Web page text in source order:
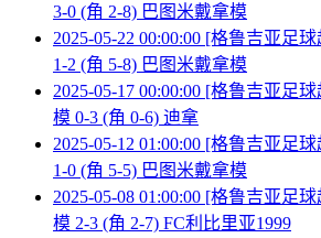
3-0 (角 2-8) 巴图米戴拿模
2025-05-22 00:00:00 [格鲁吉亚足
1-2 (角 5-8) 巴图米戴拿模
2025-05-17 00:00:00 [格鲁吉亚足
模 0-3 (角 0-6) 迪拿
2025-05-12 01:00:00 [格鲁吉亚足
1-0 (角 5-5) 巴图米戴拿模
2025-05-08 01:00:00 [格鲁吉亚足
模 2-3 (角 2-7) FC利比里亚1999